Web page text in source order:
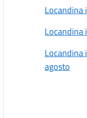
Locandina
Locandina
Locandina
agosto